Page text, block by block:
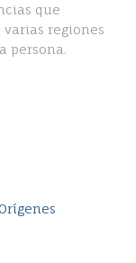
que
regiones
persona.